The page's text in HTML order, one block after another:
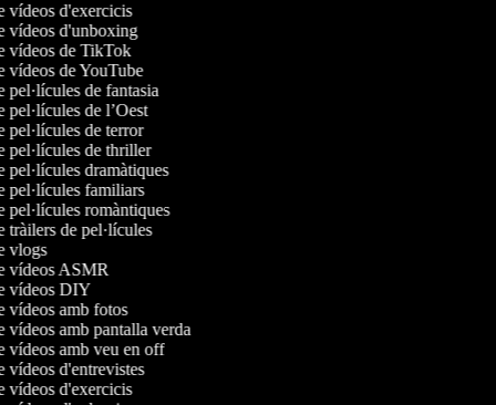
vídeos d'exercicis
vídeos d'unboxing
vídeos de TikTok
vídeos de YouTube
pel·lícules de fantasia
pel·lícules de l’Oest
pel·lícules de terror
pel·lícules de thriller
pel·lícules dramàtiques
pel·lícules familiars
pel·lícules romàntiques
tràilers de pel·lícules
vlogs
vídeos ASMR
vídeos DIY
vídeos amb fotos
vídeos amb pantalla verda
vídeos amb veu en off
vídeos d'entrevistes
vídeos d'exercicis